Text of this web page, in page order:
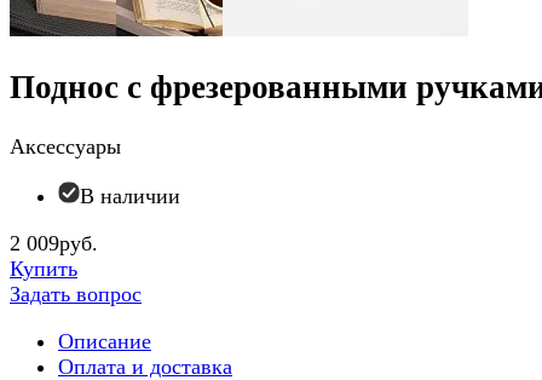
Поднос с фрезерованными
Аксессуары
В наличии
2 009руб.
Купить
Задать вопрос
Описание
Оплата и доставка